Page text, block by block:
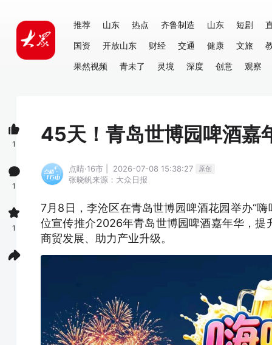
推荐 山东 热点 齐鲁制造 山东 短剧
国资
开放山东 财经 交通 健康 文旅
果然视频
青未了 灵境 深度 创意 观察
45天！青岛世博园啤酒嘉
点睛·16市 | 2026-07-08 15:38:27 原创
张晓帆来源：大众日报
7月8日，李沧区在青岛世博园啤酒花园举办“
位宣传推介2026年青岛世博园啤酒嘉年华，
商贸发展、助力产业升级。
1
1
1